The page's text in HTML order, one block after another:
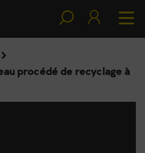
procédé de recyclage à